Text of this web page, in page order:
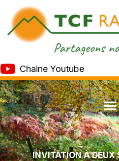
Chaine Youtube
INVITATION À DEUX